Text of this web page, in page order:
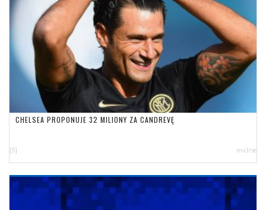
CHELSEA PROPONUJE 32 MILIONY ZA CANDREVĘ
[5] inv3rse